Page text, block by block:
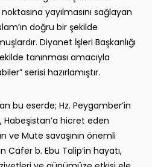
yayılmasını sağlayan
doğru bir şekilde
Diyanet İşleri Başkanlığı
tanınması amacıyla
serisi hazırlamıştır.
bu eserde; Hz. Peygamber’in
Habeşistan’a hicret eden
ve Mute savaşının önemli
Cafer b. Ebu Talip’in hayatı,